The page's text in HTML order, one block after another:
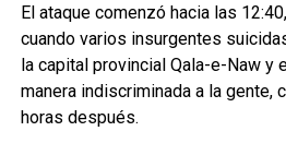
El ataque comenzó hacia las
cuando varios insurgentes
la capital provincial Qala-e-Naw y
manera indiscriminada a la gente,
horas después.